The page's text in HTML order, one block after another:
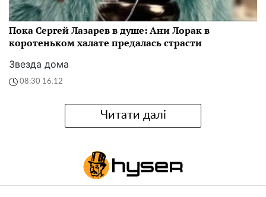
Пока Сергей Лазарев в душе: Ани Лорак в
коротеньком халате предалась страсти
Звезда дома
08:30 16.12
Читати далі